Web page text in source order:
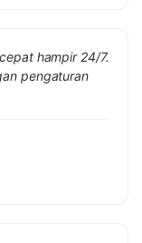
hampir 24/7.
pengaturan